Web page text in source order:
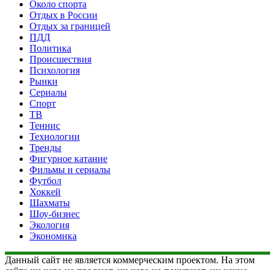
Около спорта
Отдых в России
Отдых за границей
ПДД
Политика
Происшествия
Психология
Рынки
Сериалы
Спорт
ТВ
Теннис
Технологии
Тренды
Фигурное катание
Фильмы и сериалы
Футбол
Хоккей
Шахматы
Шоу-бизнес
Экология
Экономика
Данный сайт не является коммерческим проектом. На этом